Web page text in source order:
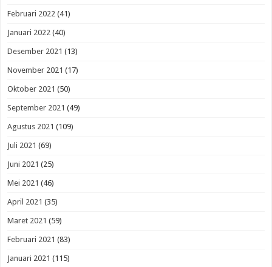
Februari 2022 (41)
Januari 2022 (40)
Desember 2021 (13)
November 2021 (17)
Oktober 2021 (50)
September 2021 (49)
Agustus 2021 (109)
Juli 2021 (69)
Juni 2021 (25)
Mei 2021 (46)
April 2021 (35)
Maret 2021 (59)
Februari 2021 (83)
Januari 2021 (115)